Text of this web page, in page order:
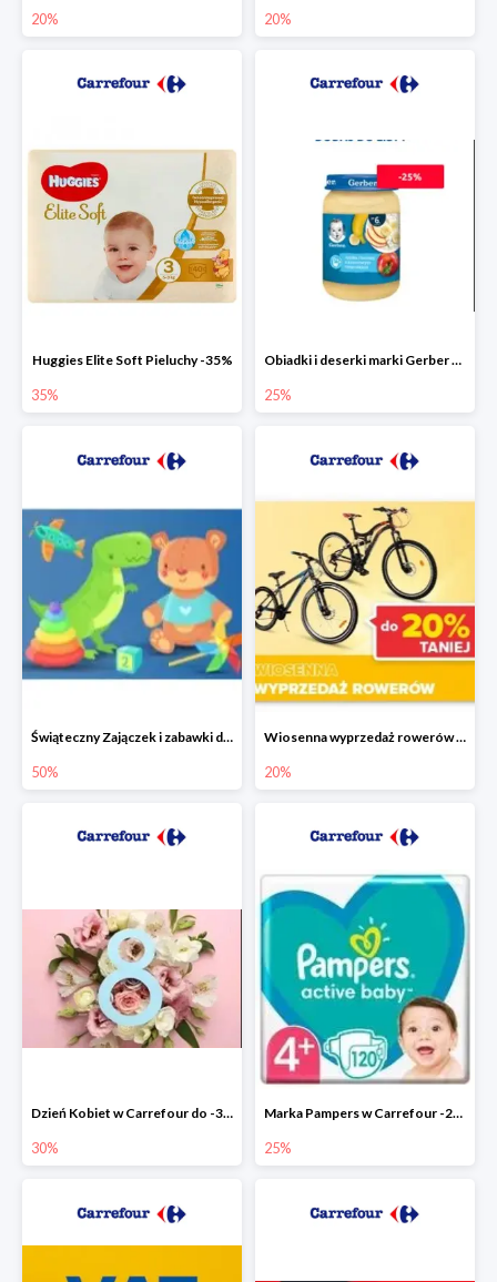
20% 20%
Huggies Elite Soft Pieluchy -35%
35%
Obiadki i deserki marki Gerber do -25%
25%
Świąteczny Zajączek i zabawki do -50% mniej
50%
Wiosenna wyprzedaż rowerów w Carrefour do -20%
20%
Dzień Kobiet w Carrefour do -30%
30%
Marka Pampers w Carrefour -25%
25%